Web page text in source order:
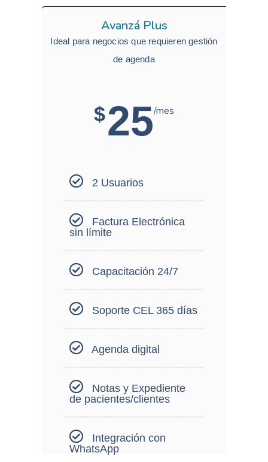
Avanzá Plus
Ideal para negocios que requieren gestión
de agenda​
$25/mes
2 Usuarios
Factura Electrónica
sin límite
Capacitación 24/7
Soporte CEL 365 días
Agenda digital
Notas y Expediente
de pacientes/clientes
Integración con
WhatsApp